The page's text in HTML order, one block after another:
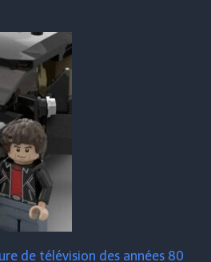
de télévision des années 80